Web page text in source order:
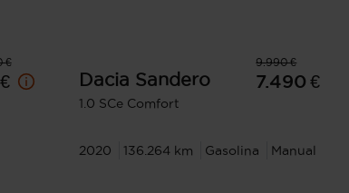
€ 9.990 €
Dacia Sandero
1.0 SCe Comfort
7.490 €
2020 136.264 km Gasolina Manual